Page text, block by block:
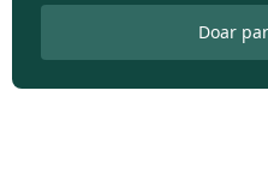
Doar